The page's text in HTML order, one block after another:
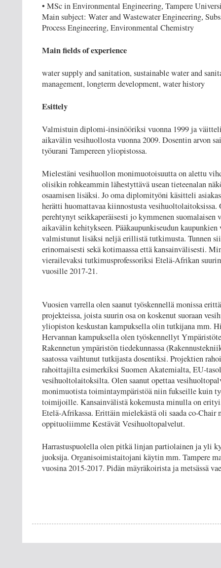
• MSc in Environmental Engineering, Tampere
Main subject: Water and Wastewater Engineering,
Process Engineering, Environmental Chemistry
Main fields of experience
water supply and sanitation, sustainable water and
management, longterm development, water history
Esittely
Valmistuin diplomi-insinööriksi vuonna 1999 ja
aikavälin vesihuollosta vuonna 2009. Dosentin arvon
työurani Tampereen yliopistossa.
Mielestäni vesihuollon monimuotoisuutta on alettu
olisikin rohkeammin lähestyttävä usean tieteenalan
osaamisen lisäksi. Jo oma diplomityöni käsitteli
herätti huomattavaa kiinnostusta
perehtynyt seikkaperäisesti jo kymmenen
aikavälin kehitykseen. Pääkaupunkiseudun kaupunkien
valmistunut lisäksi neljä erillistä tutkimusta. Tunnen
erinomaisesti sekä kotimaassa että kansainvälisesti.
vierailevaksi tutkimusprofessoriksi Etelä-Afrikan
vuosille 2017-21.
Vuosien varrella olen saanut työskennellä monissa
projekteissa, joista suurin osa on koskenut suoraan
yliopiston keskustan kampuksella olin tutkijana mm.
Hervannan kampuksella olen työskennellyt
Rakennetun ympäristön tiedekunnassa
saatossa vaihtunut tutkijasta dosentiksi. Projektien
rahoittajilta esimerkiksi Suomen Akatemialta, EU-
vesihuoltolaitoksilta. Olen saanut opettaa
monimuotista toimintaympäristöä niin fukseille kuin
toimijoille. Kansainvälistä kokemusta minulla on
Etelä-Afrikassa. Erittäin mielekästä oli saada co-
oppituoliimme Kestävät Vesihuoltopalvelut.
Harrastuspuolella olen pitkä linjan partiolainen ja yli
juoksija. Organisoimistaitojani käytin mm. Tampere
vuosina 2015-2017. Pidän mäyräkoirista ja metsässä